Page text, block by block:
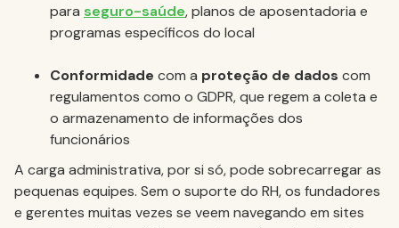
para seguro-saúde, planos de aposentadoria e
programas específicos do local
Conformidade com a proteção de dados com
regulamentos como o GDPR, que regem a coleta e
o armazenamento de informações dos
funcionários
A carga administrativa, por si só, pode sobrecarregar as
pequenas equipes. Sem o suporte do RH, os fundadores
e gerentes muitas vezes se veem navegando em sites